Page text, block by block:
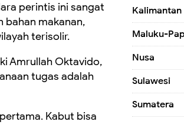
perintis ini sangat
bahan makanan,
terisolir.
Amrullah Oktavido,
tugas adalah
Kabut bisa
Kalimantan
Maluku-
Nusa
Sulawesi
Sumatera